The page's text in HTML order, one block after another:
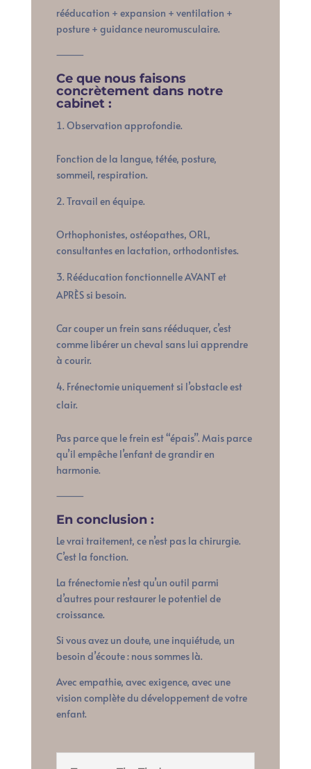
rééducation + expansion + ventilation +
posture + guidance neuromusculaire.
⸻
Ce que nous faisons
concrètement dans notre
cabinet :
Observation approfondie.
Fonction de la langue, tétée, posture,
sommeil, respiration.
Travail en équipe.
Orthophonistes, ostéopathes, ORL,
consultantes en lactation, orthodontistes.
Rééducation fonctionnelle AVANT et
APRÈS si besoin.
Car couper un frein sans rééduquer, c’est
comme libérer un cheval sans lui apprendre
à courir.
Frénectomie uniquement si l’obstacle est
clair.
Pas parce que le frein est “épais”. Mais parce
qu’il empêche l’enfant de grandir en
harmonie.
⸻
En conclusion :
Le vrai traitement, ce n’est pas la chirurgie.
C’est la fonction.
La frénectomie n’est qu’un outil parmi
d’autres pour restaurer le potentiel de
croissance.
Si vous avez un doute, une inquiétude, un
besoin d’écoute : nous sommes là.
Avec empathie, avec exigence, avec une
vision complète du développement de votre
enfant.